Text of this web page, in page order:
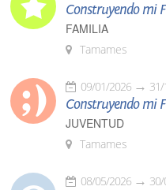
Construyendo mi
FAMILIA
Tamames
09/01/2026
Construyendo mi
JUVENTUD
Tamames
08/05/2026